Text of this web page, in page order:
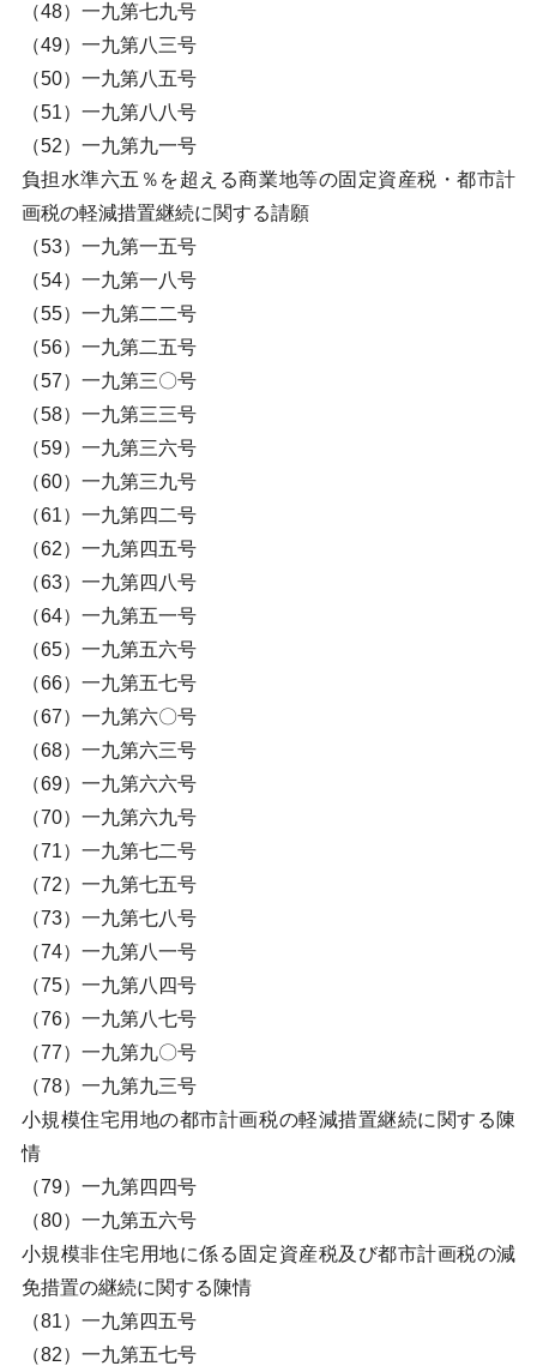
（48）一九第七九号
（49）一九第八三号
（50）一九第八五号
（51）一九第八八号
（52）一九第九一号
負担水準六五％を超える商業地等の固定資産税・都市計
画税の軽減措置継続に関する請願
（53）一九第一五号
（54）一九第一八号
（55）一九第二二号
（56）一九第二五号
（57）一九第三〇号
（58）一九第三三号
（59）一九第三六号
（60）一九第三九号
（61）一九第四二号
（62）一九第四五号
（63）一九第四八号
（64）一九第五一号
（65）一九第五六号
（66）一九第五七号
（67）一九第六〇号
（68）一九第六三号
（69）一九第六六号
（70）一九第六九号
（71）一九第七二号
（72）一九第七五号
（73）一九第七八号
（74）一九第八一号
（75）一九第八四号
（76）一九第八七号
（77）一九第九〇号
（78）一九第九三号
小規模住宅用地の都市計画税の軽減措置継続に関する陳
情
（79）一九第四四号
（80）一九第五六号
小規模非住宅用地に係る固定資産税及び都市計画税の減
免措置の継続に関する陳情
（81）一九第四五号
（82）一九第五七号